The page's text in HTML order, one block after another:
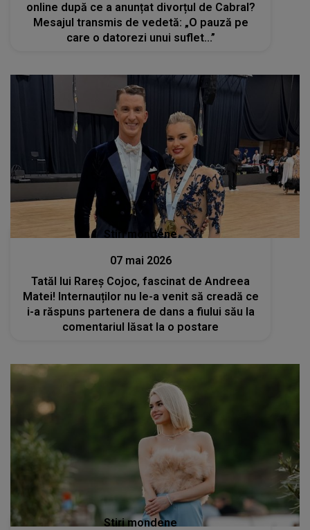
online după ce a anunțat divorțul de Cabral?
Mesajul transmis de vedetă: „O pauză pe
care o datorezi unui suflet...”
Stiri mondene
07 mai 2026
Tatăl lui Rareș Cojoc, fascinat de Andreea
Matei! Internauților nu le-a venit să creadă ce
i-a răspuns partenera de dans a fiului său la
comentariul lăsat la o postare
Stiri mondene